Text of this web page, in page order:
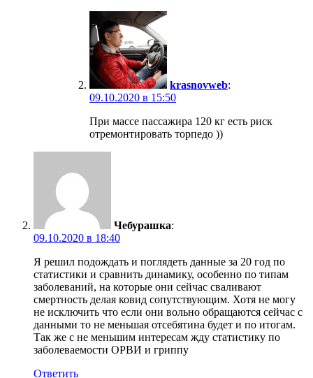
krasnovweb:
09.10.2020 в 15:50
При массе пассажира 120 кг есть риск
отремонтировать торпедо ))
Чебурашка:
09.10.2020 в 18:40
Я решил подождать и поглядеть данные за 20 год по
статистики и сравнить динамику, особенно по типам
заболеваний, на которые они сейчас сваливают
смертность делая ковид сопутствующим. Хотя не могу
не исключить что если они вольно обращаются сейчас с
данными то не меньшая отсебятина будет и по итогам.
Так же с не меньшим интересам жду статистику по
заболеваемости ОРВИ и гриппу
Ответить